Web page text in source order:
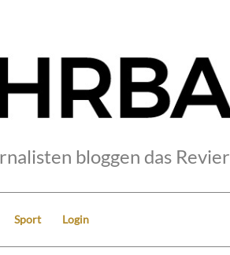
bloggen das Revier
Sport Login